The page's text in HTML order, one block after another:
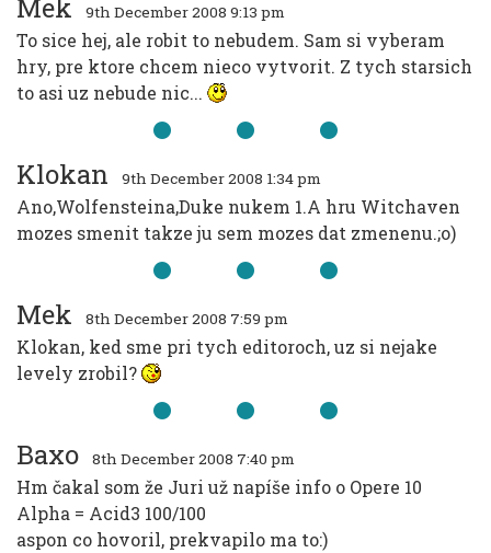
Mek 9th December 2008 9:13 pm
To sice hej, ale robit to nebudem. Sam si vyberam
hry, pre ktore chcem nieco vytvorit. Z tych starsich
to asi uz nebude nic...
Klokan 9th December 2008 1:34 pm
Ano,Wolfensteina,Duke nukem 1.A hru Witchaven
mozes smenit takze ju sem mozes dat zmenenu.;o)
Mek 8th December 2008 7:59 pm
Klokan, ked sme pri tych editoroch, uz si nejake
levely zrobil?
Baxo 8th December 2008 7:40 pm
Hm čakal som že Juri už napíše info o Opere 10
Alpha = Acid3 100/100
aspon co hovoril, prekvapilo ma to:)